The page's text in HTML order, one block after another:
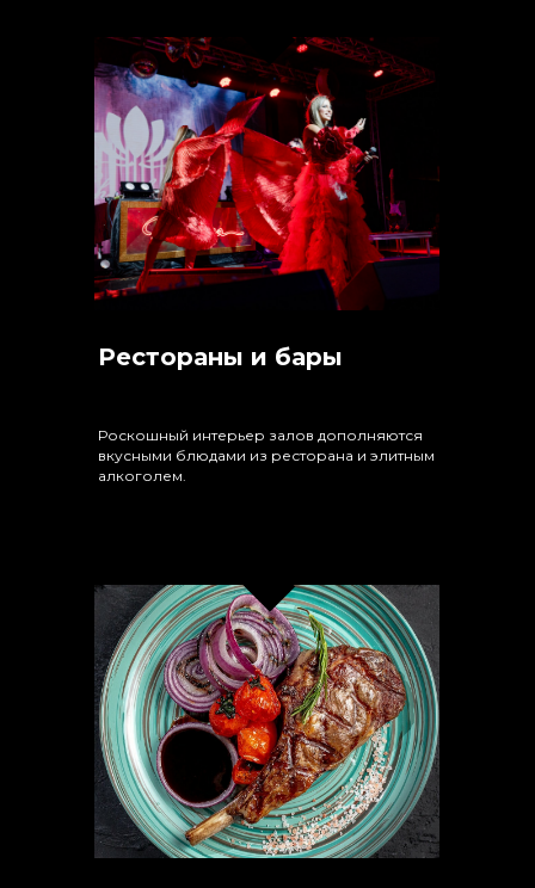
Роскошный интерьер залов дополняются
вкусными блюдами из ресторана и элитным
алкоголем.
Рестораны и бары